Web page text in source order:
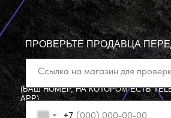
ПРОВЕРЬТЕ ПРОДАВЦА
(ВАШ НОМЕР, НА КОТОРОМ ЕСТЬ
APP)
+7